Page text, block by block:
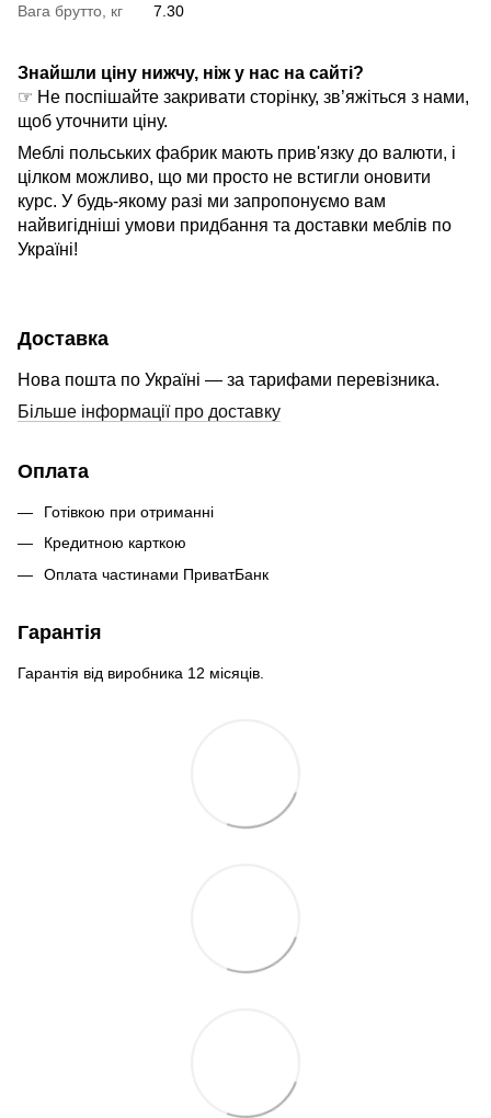
Вага брутто, кг
7.30
Знайшли ціну нижчу, ніж у нас на сайті?
☞ Не поспішайте закривати сторінку, зв’яжіться з нами,
щоб уточнити ціну.
Меблі польських фабрик мають прив'язку до валюти, і
цілком можливо, що ми просто не встигли оновити
курс. У будь-якому разі ми запропонуємо вам
найвигідніші умови придбання та доставки меблів по
Україні!
Доставка
Нова пошта по Україні — за тарифами перевізника.
Більше інформації про доставку
Оплата
Готівкою при отриманні
Кредитною карткою
Оплата частинами ПриватБанк
Гарантія
Гарантія від виробника 12 місяців.